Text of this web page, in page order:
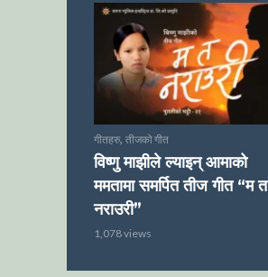
गीतहरु, तीजको गीत
विष्णु माझीले ल्याइन् आमाको
ममतामा समर्पित तीज गीत “म त
नराउरी”
1,078 views